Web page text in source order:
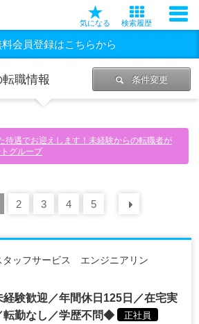
気になる 検索履歴
料会員登録はこちらから
職情報 条件変更
待遇でお迎えします！未経験からの転職者が
グループ
30
2 3 4 5
タッフサービス エンジニアリン
験歓迎／年間休日125日／在宅実
転勤なし／学歴不問◆
正社員